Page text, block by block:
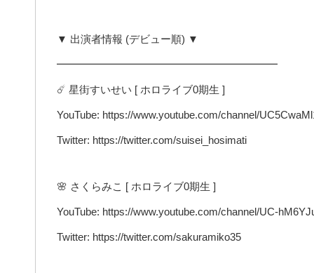
▼ 出演者情報 (デビュー順) ▼
━━━━━━━━━━━━━━━━━━━━━
☄️ 星街すいせい [ ホロライブ0期生 ]
YouTube: https://www.youtube.com/channel/
Twitter: https://twitter.com/suisei_hosimati
🌸 さくらみこ [ ホロライブ0期生 ]
YouTube: https://www.youtube.com/channel/UC-
Twitter: https://twitter.com/sakuramiko35